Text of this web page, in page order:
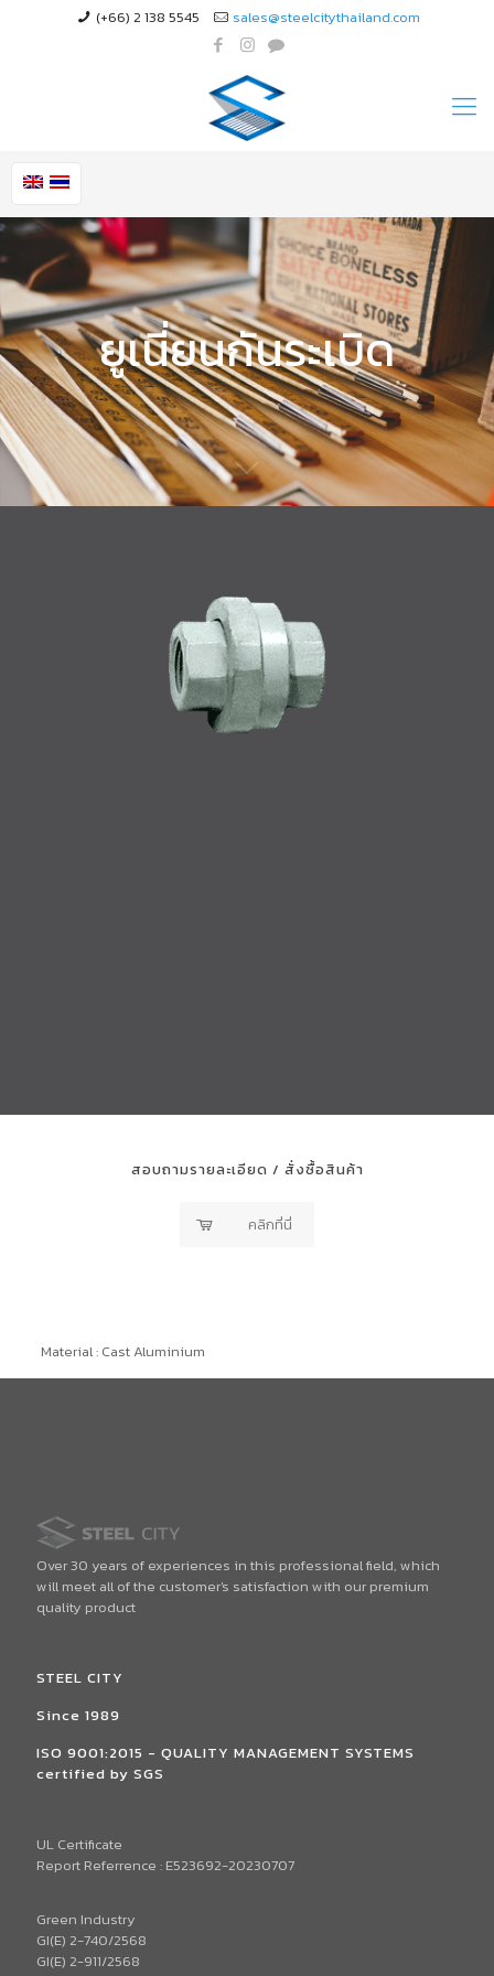
(+66) 2 138 5545 sales@steelcitythailand.com
ยูเนี่ยนกันระเบิด
สอบถามรายละเอียด / สั่งซื้อสินค้า
คลิกที่นี่
Material : Cast Aluminium
Over 30 years of experiences in this professional field, which
will meet all of the customer's satisfaction with our premium
quality product
STEEL CITY
Since 1989
ISO 9001:2015 - QUALITY MANAGEMENT SYSTEMS
certified by SGS
UL Certificate
Report Referrence : E523692-20230707
Green Industry
GI(E) 2-740/2568
GI(E) 2-911/2568